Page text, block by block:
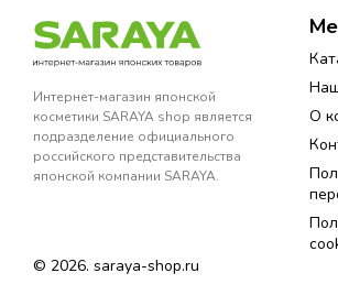
Интернет-магазин японской
косметики SARAYA shop является
подразделение официального
российского представительства
японской компании SARAYA.
О
© 2026. saraya-shop.ru